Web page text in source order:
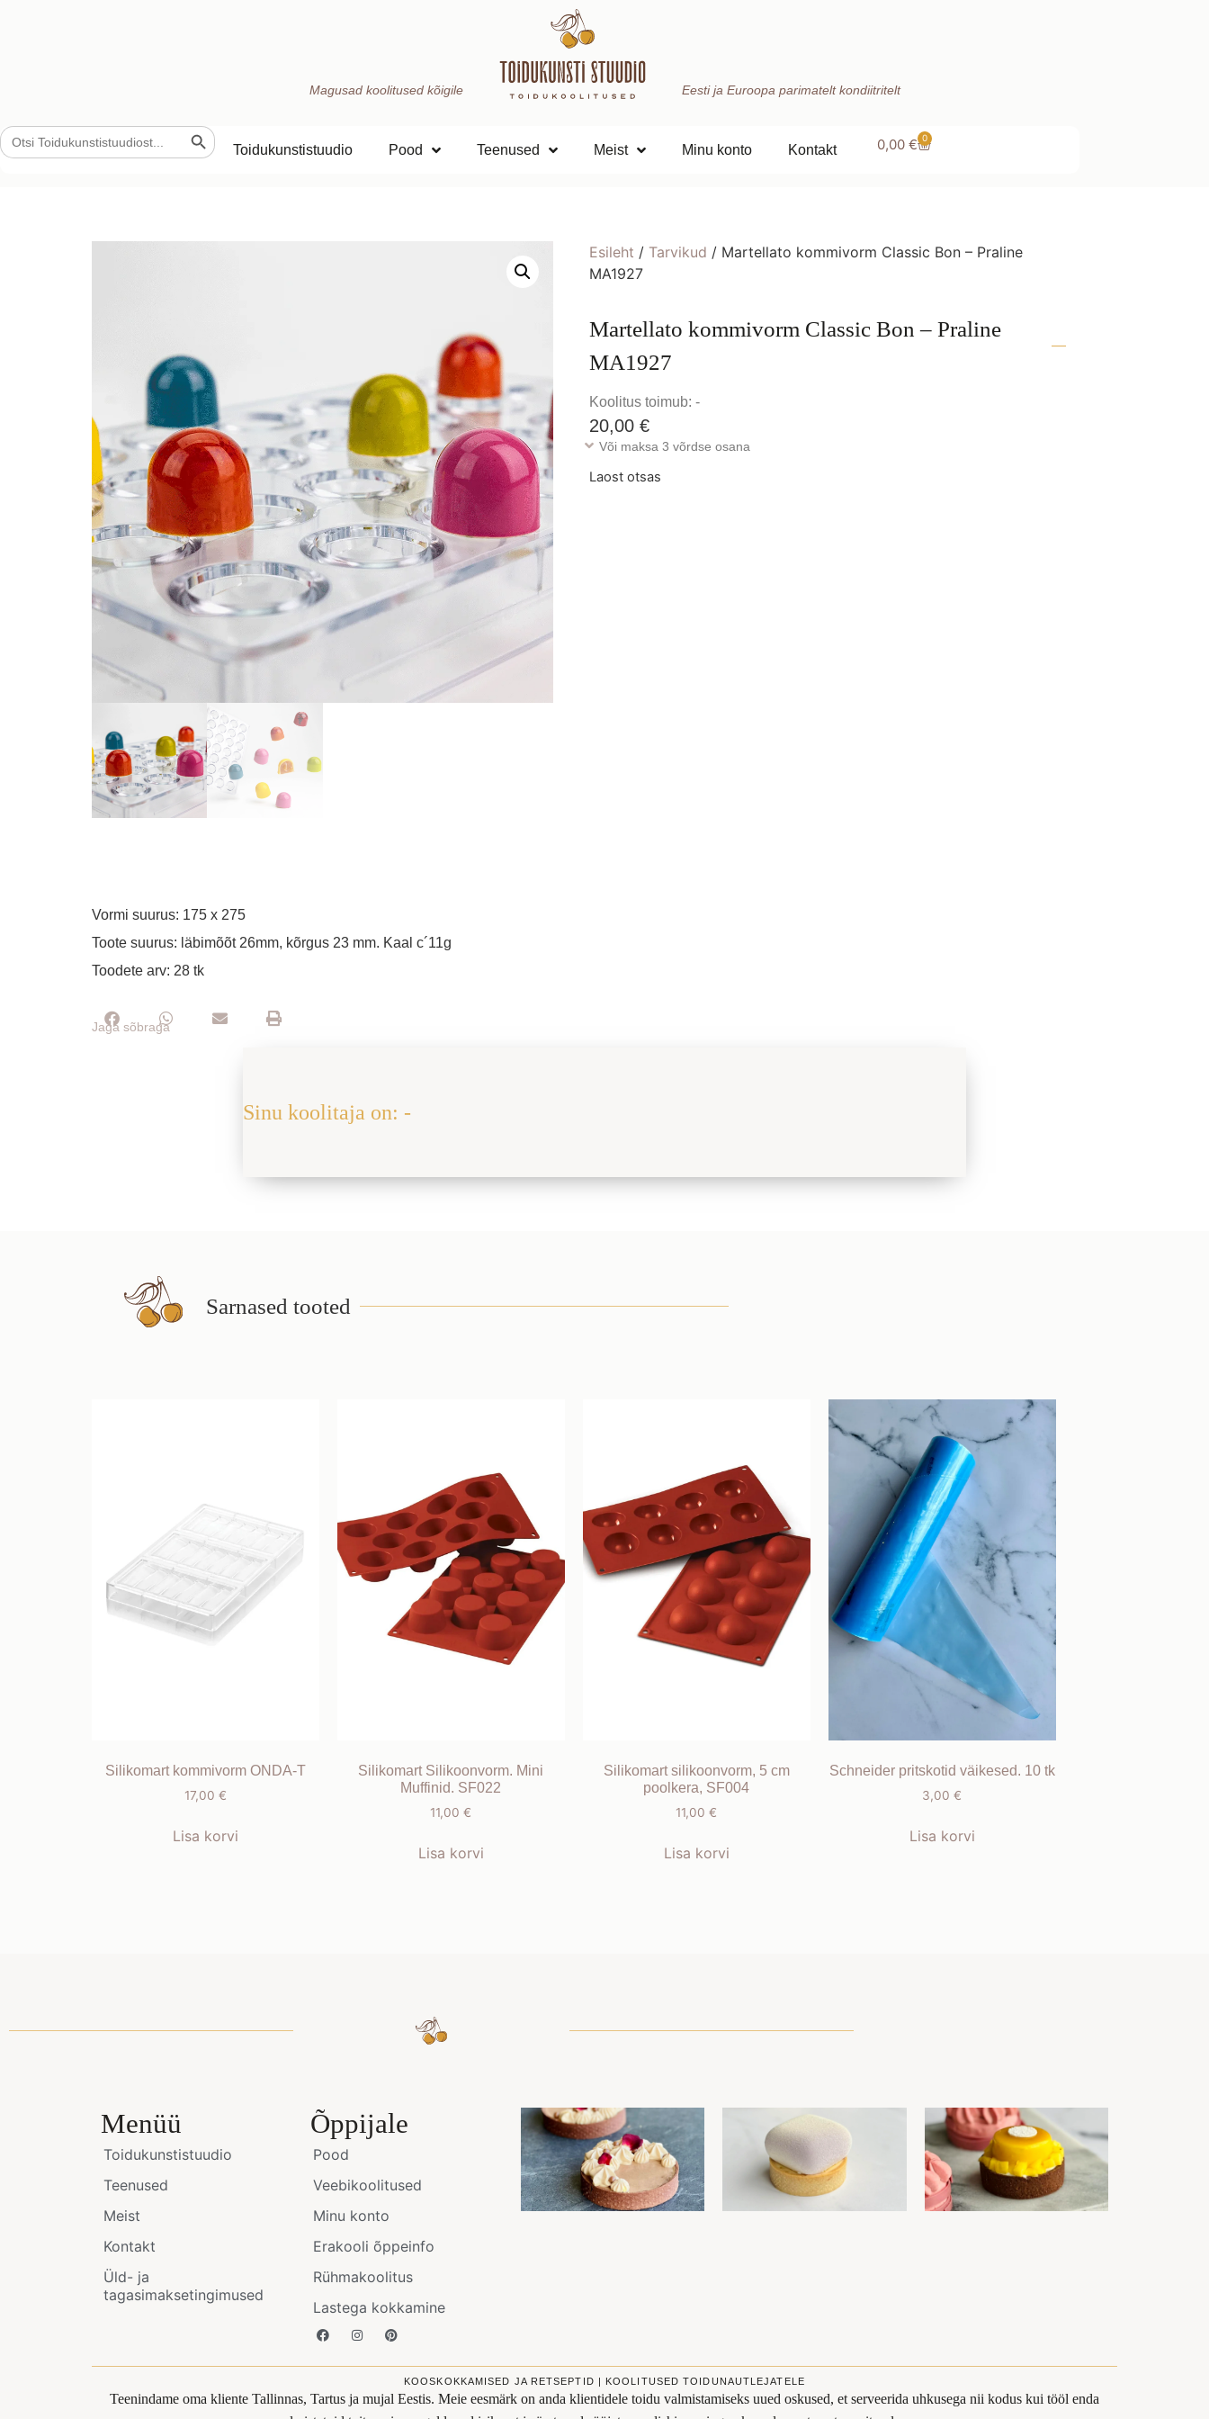
Magusad koolitused kõigile Eesti ja Euroopa parimatelt kondiitritelt
Search
for:
Search Button
Toidukunstistuudio Pood Teenused Meist Minu konto Kontakt 0,00 € 0
Esileht / Tarvikud / Martellato kommivorm Classic Bon – Praline
MA1927
Martellato kommivorm Classic Bon – Praline
MA1927
Koolitus toimub: -
20,00 €
Või maksa 3 võrdse osana
Laost otsas
Vormi suurus: 175 x 275
Toote suurus: läbimõõt 26mm, kõrgus 23 mm. Kaal c´11g
Toodete arv: 28 tk
Jaga sõbraga
Sinu koolitaja on: -
Sarnased tooted
Silikomart kommivorm ONDA-T
17,00 €
Lisa korvi
Silikomart Silikoonvorm. Mini
Muffinid. SF022
11,00€
Lisa korvi
Silikomart silikoonvorm, 5 cm
poolkera, SF004
11,00€
Lisa korvi
Schneider pritskotid väikesed. 10 tk
3,00€
Lisa korvi
Menüü
Toidukunstistuudio
Teenused
Meist
Kontakt
Üld- ja
tagasimaksetingimused
Õppijale
Pood
Veebikoolitused
Minu konto
Erakooli õppeinfo
Rühmakoolitus
Lastega kokkamine
KOOSKOKKAMISED JA RETSEPTID | KOOLITUSED TOIDUNAUTLEJATELE
Teenindame oma kliente Tallinnas, Tartus ja mujal Eestis. Meie eesmärk on anda klientidele toidu valmistamiseks uued oskused, et serveerida uhkusega nii kodus kui tööl enda